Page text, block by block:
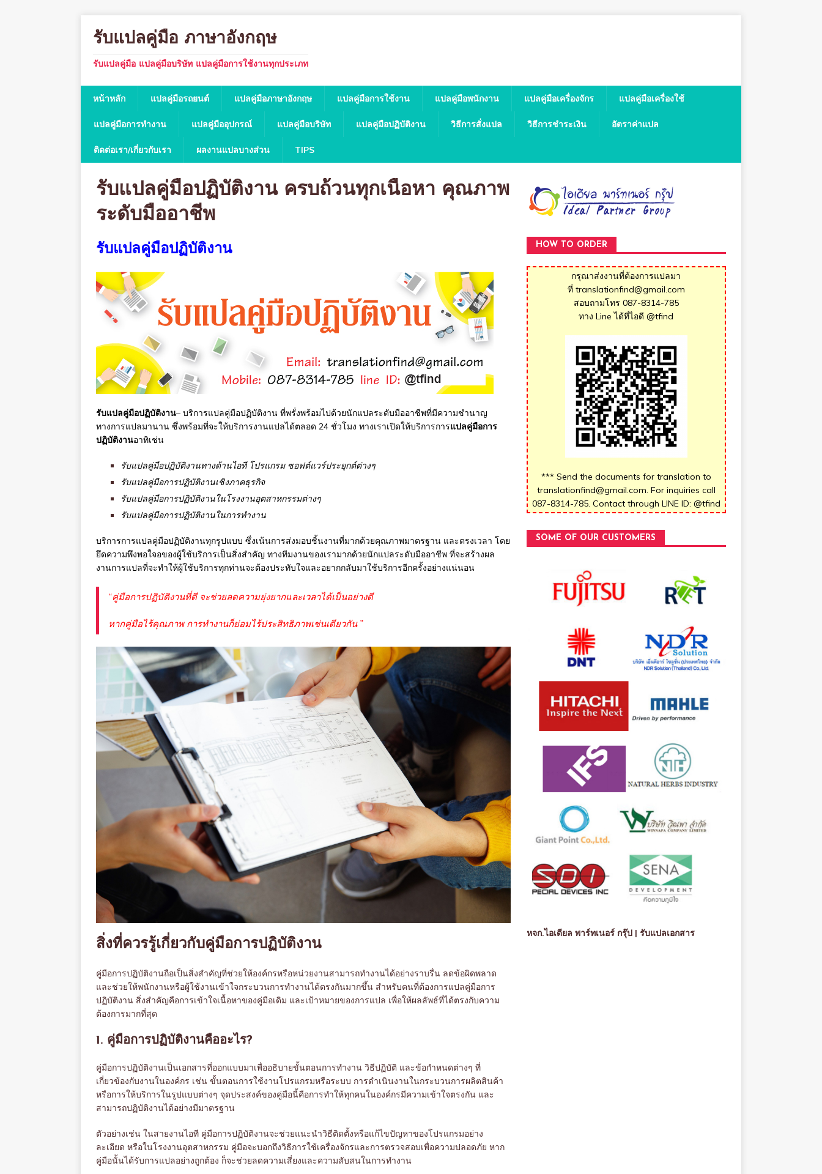
รับแปลคู่มือ ภาษาอังกฤษ
รับแปลคู่มือ แปลคู่มือบริษัท แปลคู่มือการใช้งานทุกประเภท
หน้าหลัก แปลคู่มือรถยนต์ แปลคู่มือภาษาอังกฤษ แปลคู่มือการใช้งาน แปลคู่มือพนักงาน แปลคู่มือเครื่องจักร แปลคู่มือเครื่องใช้
แปลคู่มือการทำงาน แปลคู่มืออุปกรณ์ แปลคู่มือบริษัท แปลคู่มือปฏิบัติงาน วิธีการสั่งแปล วิธีการชำระเงิน อัตราค่าแปล
ติดต่อเรา/เกี่ยวกับเรา ผลงานแปลบางส่วน TIPS
รับแปลคู่มือปฏิบัติงาน ครบถ้วนทุกเนื้อหา คุณภาพ
ระดับมืออาชีพ
รับแปลคู่มือปฏิบัติงาน
รับแปลคู่มือปฏิบัติงาน– บริการแปลคู่มือปฏิบัติงาน ที่พรั่งพร้อมไปด้วยนักแปลระดับมืออาชีพที่มีความชำนาญ
ทางการแปลมานาน ซึ่งพร้อมที่จะให้บริการงานแปลได้ตลอด 24 ชั่วโมง ทางเราเปิดให้บริการการแปลคู่มือการ
ปฏิบัติงานอาทิเช่น
รับแปลคู่มือปฏิบัติงานทางด้านไอที โปรแกรม ซอฟต์แวร์ประยุกต์ต่างๆ
รับแปลคู่มือการปฏิบัติงานเชิงภาคธุรกิจ
รับแปลคู่มือการปฏิบัติงานในโรงงานอุตสาหกรรมต่างๆ
รับแปลคู่มือการปฏิบัติงานในการทำงาน
บริการการแปลคู่มือปฏิบัติงานทุกรูปแบบ ซึ่งเน้นการส่งมอบชิ้นงานที่มากด้วยคุณภาพมาตรฐาน และตรงเวลา โดย
ยึดความพึงพอใจอของผู้ใช้บริการเป็นสิ่งสำคัญ ทางทีมงานของเรามากด้วยนักแปลระดับมืออาชีพ ที่จะสร้างผล
งานการแปลที่จะทำให้ผู้ใช้บริการทุกท่านจะต้องประทับใจและอยากกลับมาใช้บริการอีกครั้งอย่างแน่นอน
“คู่มือการปฏิบัติงานที่ดี จะช่วยลดความยุ่งยากและเวลาได้เป็นอย่างดี
หากคู่มือไร้คุณภาพ การทำงานก็ย่อมไร้ประสิทธิภาพเช่นเดียวกัน ”
สิ่งที่ควรรู้เกี่ยวกับคู่มือการปฏิบัติงาน
คู่มือการปฏิบัติงานถือเป็นสิ่งสำคัญที่ช่วยให้องค์กรหรือหน่วยงานสามารถทำงานได้อย่างราบรื่น ลดข้อผิดพลาด
และช่วยให้พนักงานหรือผู้ใช้งานเข้าใจกระบวนการทำงานได้ตรงกันมากขึ้น สำหรับคนที่ต้องการแปลคู่มือการ
ปฏิบัติงาน สิ่งสำคัญคือการเข้าใจเนื้อหาของคู่มือเดิม และเป้าหมายของการแปล เพื่อให้ผลลัพธ์ที่ได้ตรงกับความ
ต้องการมากที่สุด
1. คู่มือการปฏิบัติงานคืออะไร?
คู่มือการปฏิบัติงานเป็นเอกสารที่ออกแบบมาเพื่ออธิบายขั้นตอนการทำงาน วิธีปฏิบัติ และข้อกำหนดต่างๆ ที่
เกี่ยวข้องกับงานในองค์กร เช่น ขั้นตอนการใช้งานโปรแกรมหรือระบบ การดำเนินงานในกระบวนการผลิตสินค้า
หรือการให้บริการในรูปแบบต่างๆ จุดประสงค์ของคู่มือนี้คือการทำให้ทุกคนในองค์กรมีความเข้าใจตรงกัน และ
สามารถปฏิบัติงานได้อย่างมีมาตรฐาน
ตัวอย่างเช่น ในสายงานไอที คู่มือการปฏิบัติงานจะช่วยแนะนำวิธีติดตั้งหรือแก้ไขปัญหาของโปรแกรมอย่าง
ละเอียด หรือในโรงงานอุตสาหกรรม คู่มือจะบอกถึงวิธีการใช้เครื่องจักรและการตรวจสอบเพื่อความปลอดภัย หาก
คู่มือนั้นได้รับการแปลอย่างถูกต้อง ก็จะช่วยลดความเสี่ยงและความสับสนในการทำงาน
HOW TO ORDER
กรุณาส่งงานที่ต้องการแปลมา
ที่ translationfind@gmail.com
สอบถามโทร 087-8314-785
ทาง Line ได้ที่ไอดี @tfind
*** Send the documents for translation to
translationfind@gmail.com. For inquiries call
087-8314-785. Contact through LINE ID: @tfind
SOME OF OUR CUSTOMERS
หจก.ไอเดียล พาร์ทเนอร์ กรุ๊ป | รับแปลเอกสาร